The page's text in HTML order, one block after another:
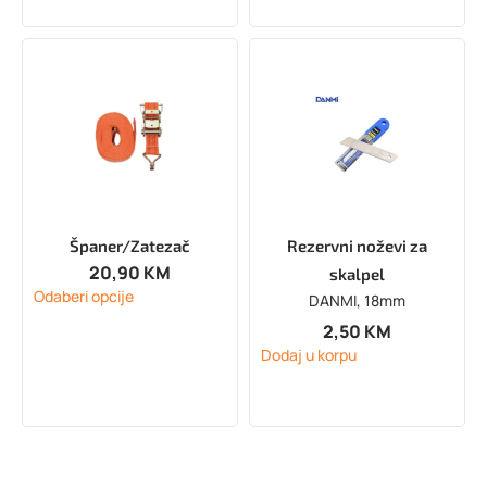
Španer/Zatezač
20,90 KM
Odaberi opcije
Rezervni noževi za
skalpel
DANMI, 18mm
2,50 KM
Dodaj u korpu